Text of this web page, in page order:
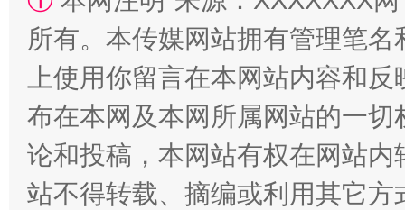
国家大学科技园优化重塑工作
所有。本传媒网站拥有管理笔
上使用你留言在本网站内容和
布在本网及本网所属网站的一
论和投稿，本网站有权在网站
站不得转载、摘编或利用其它